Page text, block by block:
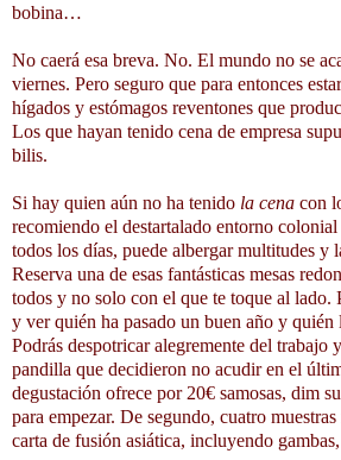
bobina…
No caerá esa breva. No. El mundo no se
viernes. Pero seguro que para entonces
hígados y estómagos reventones que
Los que hayan tenido cena de empresa
bilis.
Si hay quien aún no ha tenido la cena con
recomiendo el destartalado entorno
todos los días, puede albergar multitudes y
Reserva una de esas fantásticas mesas
todos y no solo con el que te toque al lado.
y ver quién ha pasado un buen año y quién
Podrás despotricar alegremente del trabajo
pandilla que decidieron no acudir en el
degustación ofrece por 20€ samosas, dim
para empezar. De segundo, cuatro
carta de fusión asiática, incluyendo